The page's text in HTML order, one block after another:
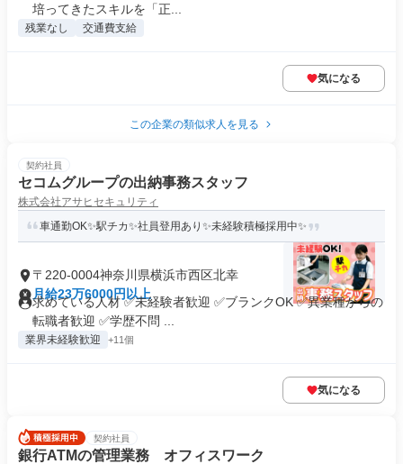
培ってきたスキルを「正...
残業なし 交通費支給
気になる
この企業の類似求人を見る
契約社員
セコムグループの出納事務スタッフ
株式会社アサヒセキュリティ
車通勤OK✨駅チカ✨社員登用あり✨未経験積極採用中✨
〒220-0004神奈川県横浜市西区北幸
月給23万6000円以上
求めている人材 ✅未経験者歓迎 ✅ブランクOK ✅異業種からの
転職者歓迎 ✅学歴不問 ...
業界未経験歓迎 +11個
気になる
契約社員
銀行ATMの管理業務 オフィスワーク